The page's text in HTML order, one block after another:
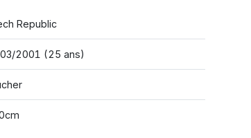
Republic
2001 (25 ans)